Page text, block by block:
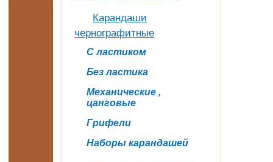
Карандаши
чернографитные
С ластиком
Без ластика
Механические ,
цанговые
Грифели
Наборы карандашей